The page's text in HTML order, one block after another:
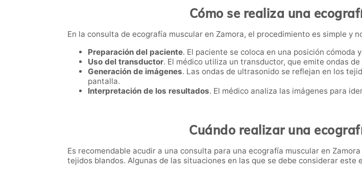
Cómo se realiza una
En la consulta de ecografía muscular en Zamora, el procedimiento es simple y
Preparación del paciente. El paciente se coloca en una posición cómoda
Uso del transductor. El médico utiliza un transductor, que emite ondas
Generación de imágenes. Las ondas de ultrasonido se reflejan en los
pantalla.
Interpretación de los resultados. El médico analiza las imágenes para
Cuándo realizar una
Es recomendable acudir a una consulta para una ecografía muscular en
tejidos blandos. Algunas de las situaciones en las que se debe considerar este